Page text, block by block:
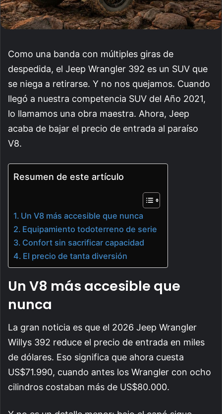
Como una banda con múltiples giras de
despedida, el Jeep Wrangler 392 es un SUV que
se niega a retirarse. Y no nos quejamos. Cuando
llegó a nuestra competencia SUV del Año 2021,
lo llamamos una obra maestra. Ahora, Jeep
acaba de bajar el precio de entrada al paraíso
V8.
Resumen de este artículo
Un V8 más accesible que nunca
Equipamiento todoterreno de serie
Confort sin sacrificar capacidad
El precio de tanta diversión
Un V8 más accesible que
nunca
La gran noticia es que el 2026 Jeep Wrangler
Willys 392 reduce el precio de entrada en miles
de dólares. Eso significa que ahora cuesta
US$71.990, cuando antes los Wrangler con ocho
cilindros costaban más de US$80.000.